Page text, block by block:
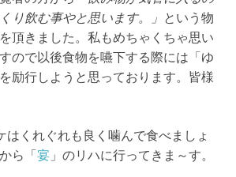
り飲む事やと思います。」 という物
頂きました。私もめちゃくちゃ思い
ので以後食物を嚥下する際には「ゆ
励行しようと思っております。皆様
くれぐれも良く噛んで食べましょ
ら「 宴 」のリハに行ってきま～す。